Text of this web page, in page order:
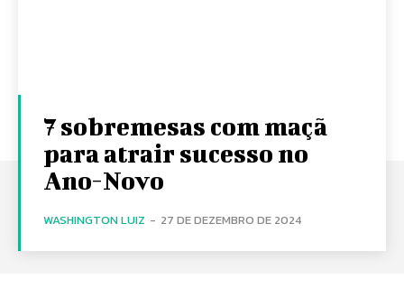
7 sobremesas com maçã
para atrair sucesso no
Ano-Novo
WASHINGTON LUIZ - 27 DE DEZEMBRO DE 2024